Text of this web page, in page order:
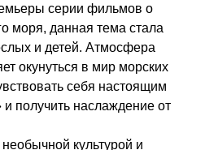
серии фильмов о
моря, данная тема стала
и детей. Атмосфера
окунуться в мир морских
себя настоящим
получить наслаждение от
культурой и